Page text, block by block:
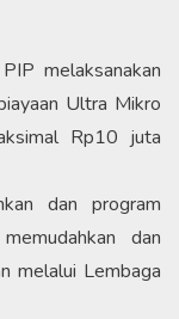
melaksanakan
Ultra Mikro
Rp10 juta
dan program
dan
melalui Lembaga